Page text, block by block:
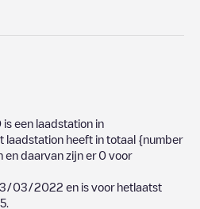
is een laadstation in
laadstation heeft in totaal {number
en daarvan zijn er 0 voor
03/2022 en is voor hetlaatst